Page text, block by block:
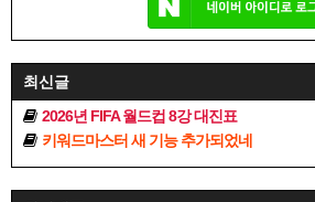
최신글
2026년 FIFA 월드컵 8강 대진표
키워드마스터 새 기능 추가되었네